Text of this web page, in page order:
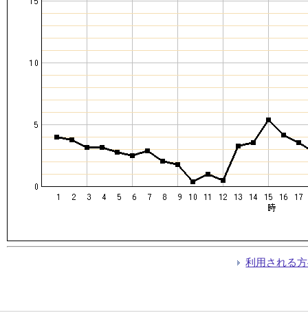
利用される